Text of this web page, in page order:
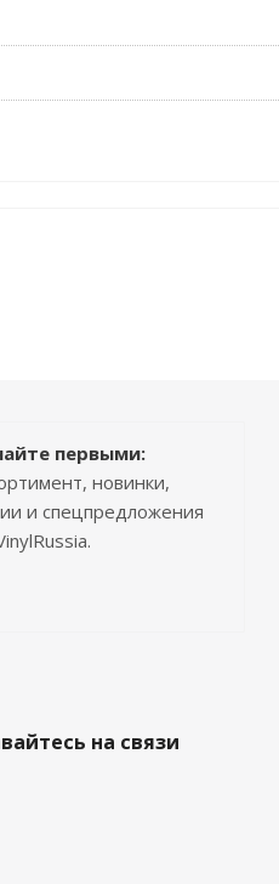
первыми:
новинки,
и спецпредложения
на связи